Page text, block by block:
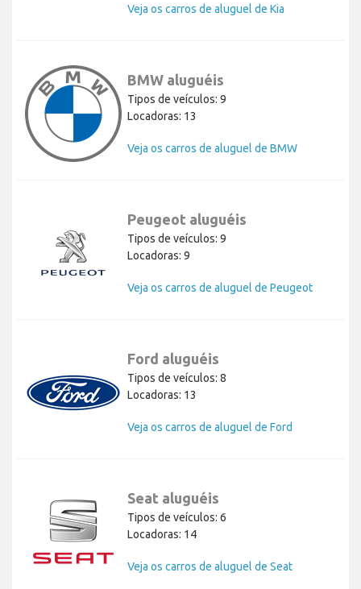
Veja os carros de aluguel de Kia
BMW aluguéis
Tipos de veículos: 9
Locadoras: 13
Veja os carros de aluguel de BMW
Peugeot aluguéis
Tipos de veículos: 9
Locadoras: 9
Veja os carros de aluguel de Peugeot
Ford aluguéis
Tipos de veículos: 8
Locadoras: 13
Veja os carros de aluguel de Ford
Seat aluguéis
Tipos de veículos: 6
Locadoras: 14
Veja os carros de aluguel de Seat